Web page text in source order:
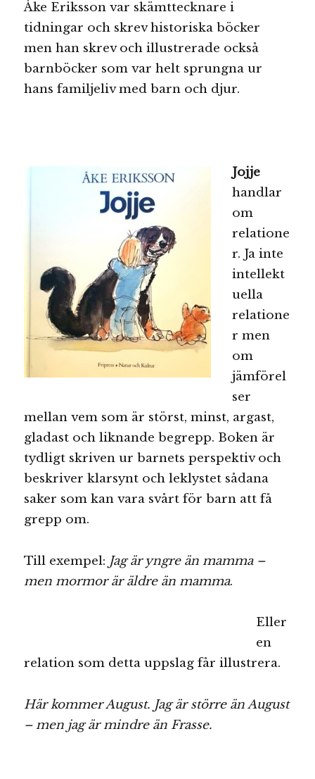
Åke Eriksson var skämttecknare i
tidningar och skrev historiska böcker
men han skrev och illustrerade också
barnböcker som var helt sprungna ur
hans familjeliv med barn och djur.
Jojje
handlar
om
relatione
r. Ja inte
intellekt
uella
relatione
r men
om
jämförel
ser
mellan vem som är störst, minst, argast,
gladast och liknande begrepp. Boken är
tydligt skriven ur barnets perspektiv och
beskriver klarsynt och leklystet sådana
saker som kan vara svårt för barn att få
grepp om.
Till exempel: Jag är yngre än mamma –
men mormor är äldre än mamma.
Eller
en
relation som detta uppslag får illustrera.
Här kommer August. Jag är större än August
– men jag är mindre än Frasse.